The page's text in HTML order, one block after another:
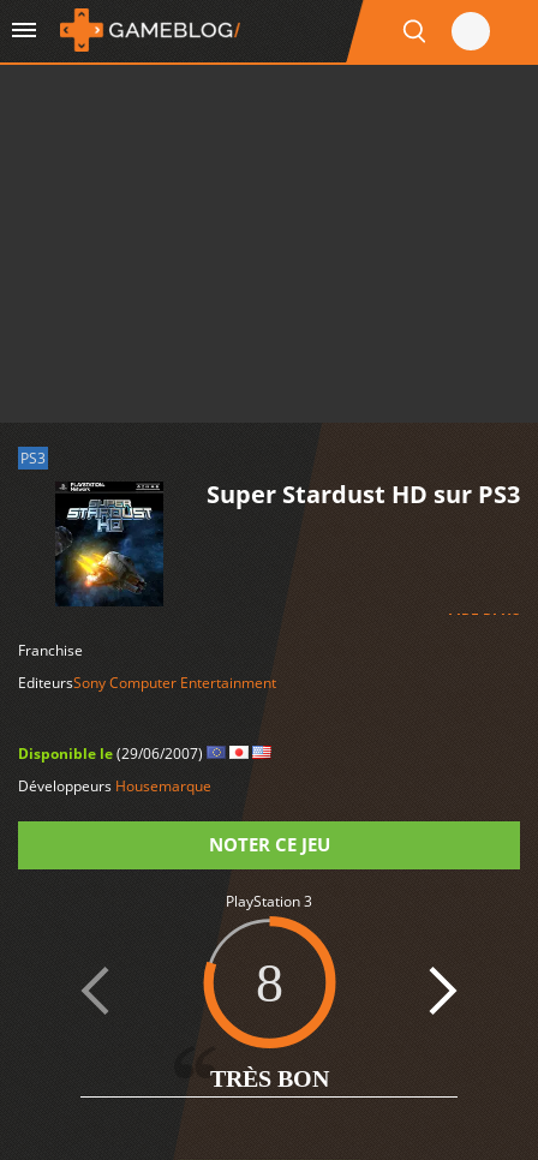
PS3
Super Stardust HD sur PS3
LIRE PLUS
Franchise
EditeursSony Computer Entertainment
Disponible le(29/06/2007)
Développeurs Housemarque
NOTER CE JEU
PlayStation 3
8
TRÈS BON